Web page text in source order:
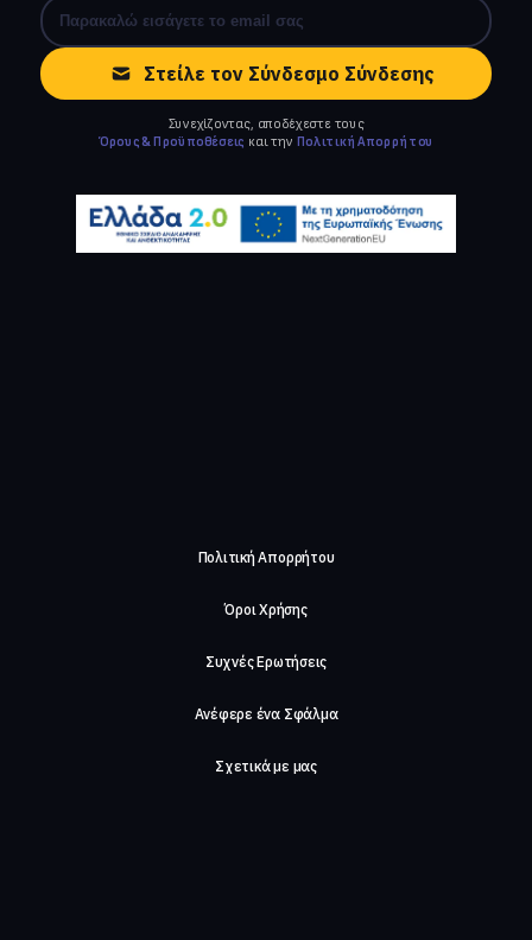
Στείλε τον Σύνδεσμο Σύνδεσης
Συνεχίζοντας, αποδέχεστε τους
Όρους & Προϋποθέσεις και την Πολιτική Απορρήτου
Πολιτική Απορρήτου
Όροι Χρήσης
Συχνές Ερωτήσεις
Ανέφερε ένα Σφάλμα
Σχετικά με μας